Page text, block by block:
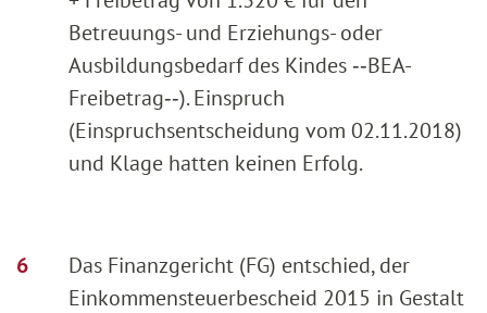
Betreuungs- und Erziehungs- oder
Ausbildungsbedarf des Kindes ‑‑BEA-
Freibetrag‑‑). Einspruch
(Einspruchsentscheidung vom 02.11.2018)
und Klage hatten keinen Erfolg.
Das Finanzgericht (FG) entschied, der
Einkommensteuerbescheid 2015 in Gestalt